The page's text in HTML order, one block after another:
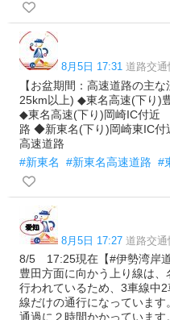
8月5日 17:31 道路交通
【お盆期間：高速道路の
25km以上) ◆東名高速(下り
◆東名高速(下り)岡崎IC付近
路 ◆新東名(下り)岡崎東IC
高速道路
#新東名
#新東名高速道路 #
8月5日 17:27 道路交
8/5 17:25現在【#伊勢湾岸
豊田方面に向かう上り線は
行われているため、3車線中
線だけの通行になっていま
通過に２時間かかっていま